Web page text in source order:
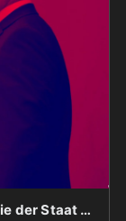
Der Schatten-Verfassungsschutz: Wie der Staat NGOs als De-Facto-Ermittler einsetzt - Apollo News